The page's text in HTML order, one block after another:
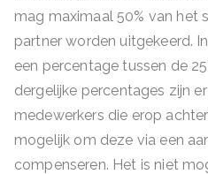
mag maximaal 50% van het
partner worden uitgekeerd.
een percentage tussen de
dergelijke percentages zijn
medewerkers die erop
mogelijk om deze via een
compenseren. Het is niet